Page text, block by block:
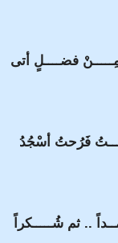
فضــــلٍ أتى
فَرُحتُ أسْجُدُ
.. ثم شُـــــكراً